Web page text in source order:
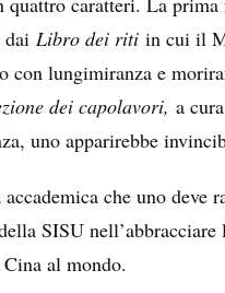
Libro dei riti in cui il
lungimiranza e
dei capolavori, a
uno apparirebbe
che uno deve
SISU
al mondo.